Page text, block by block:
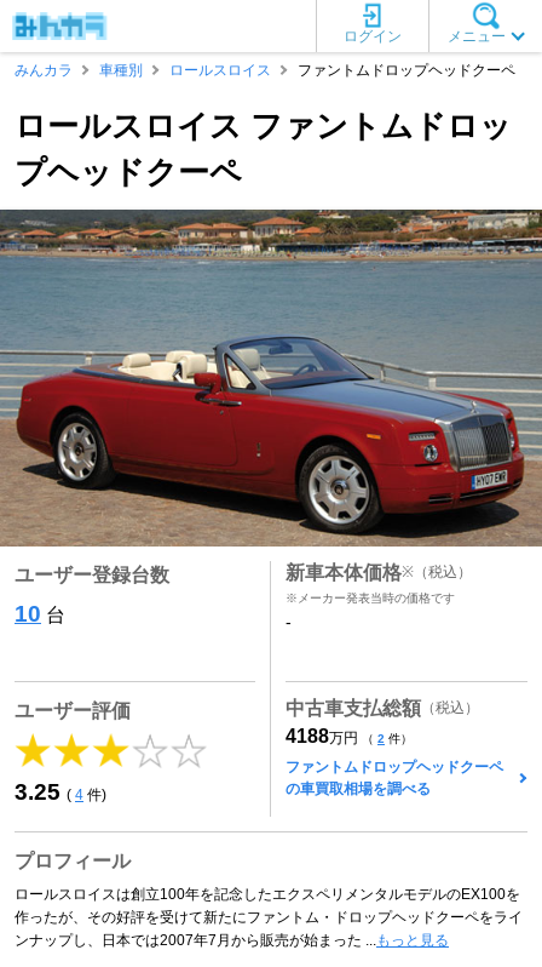
メニュー
ログイン
みんカラ
車種別 ロールスロイス ファントムドロップヘッドクーペ
ロールスロイス ファントムドロッ
プヘッドクーペ
ユーザー登録台数
10 台
ユーザー評価
3.25 ( 4 件)
新車本体価格※ （税込）
※メーカー発表当時の価格です
-
中古車支払総額 （税込）
4188万円 （ 2 件）
ファントムドロップヘッドクーペ
の車買取相場を調べる
プロフィール
ロールスロイスは創立100年を記念したエクスペリメンタルモデルのEX100を
作ったが、その好評を受けて新たにファントム・ドロップヘッドクーペをライ
ンナップし、日本では2007年7月から販売が始まった ...
もっと見る